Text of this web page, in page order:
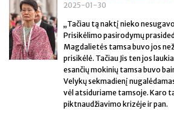
2025-01-30
„Tačiau tą naktį nieko
Prisikėlimo pasirodymų
Magdalietės tamsa buvo jos
prisikėlė. Tačiau Jis ten jos
esančių mokinių tamsa buvo
Velykų sekmadienį
vėl atsiduriame tamsoje. Karo
piktnaudžiavimo krizėje ir pan.